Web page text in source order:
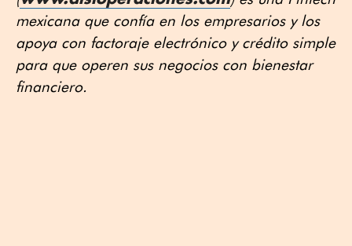
mexicana que confía en los empresarios y los
apoya con factoraje electrónico y crédito simple
para que operen sus negocios con bienestar
financiero.